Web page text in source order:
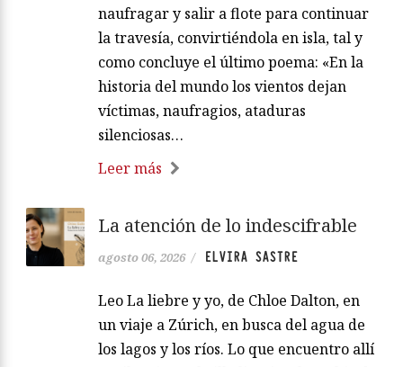
«Cita cantada», festoneando los
márgenes de aquello que sin ser
historia teje la propia de cada uno: la
identidad, el linaje, los vínculos, la
memoria. Sin embargo, más que una
búsqueda en la que enraizarse, existe
en Marisa Martínez Pérsico un deseo de
naufragar y salir a flote para continuar
la travesía, convirtiéndola en isla, tal y
historia del mundo los vientos dejan
víctimas, naufragios, ataduras
silenciosas…